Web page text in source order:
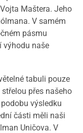
Maštera. Jeho
V samém
pásmu
výhodu naše
tabuli pouze
přes našeho
výsledku
části měli naši
Uničova. V